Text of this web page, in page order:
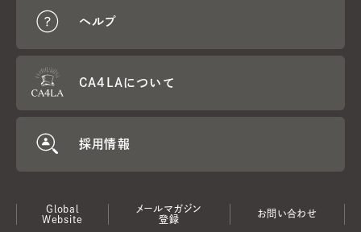
ヘルプ
CA4LAについて
採用情報
Global
Website
メールマガジン
登録
お問い合わせ